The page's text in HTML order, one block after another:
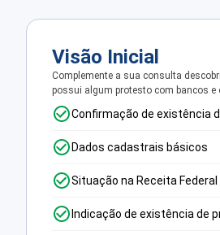
Visão Inicial
Complemente a sua consulta
possui algum protesto com bancos e
Confirmação de existência
Dados cadastrais básicos
Situação na Receita Federal
Indicação de existência de